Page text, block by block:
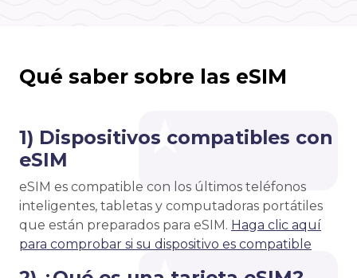
Qué saber sobre las eSIM
1) Dispositivos compatibles con
eSIM
eSIM es compatible con los últimos teléfonos
inteligentes, tabletas y computadoras portátiles
que están preparados para eSIM. Haga clic aquí
para comprobar si su dispositivo es compatible